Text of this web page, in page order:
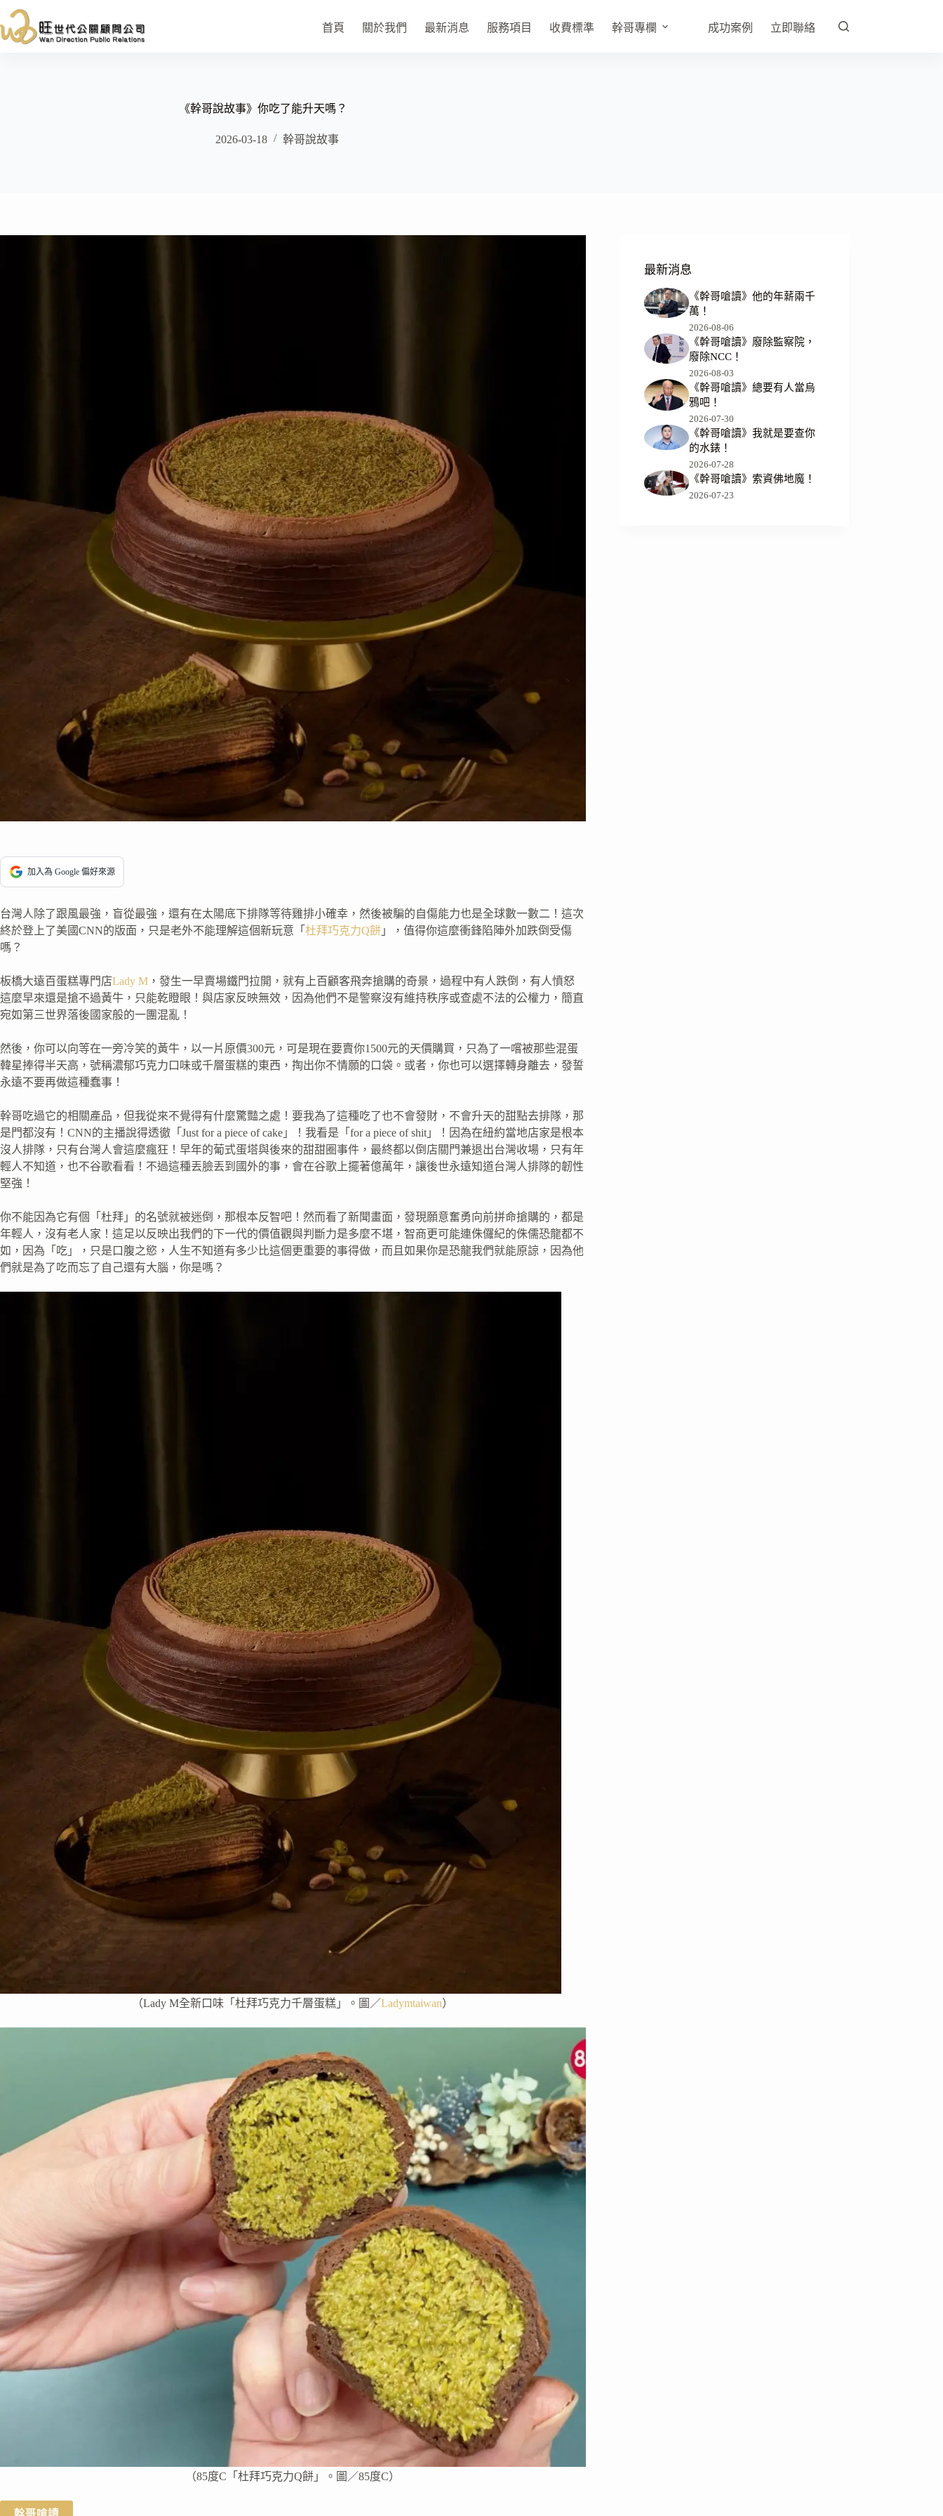
至
主
首頁 關於我們 最新消息 服務項目 收費標準 幹哥專欄 成功案例 立即聯絡
《幹哥說故事》你吃了能升天嗎？
2026-03-18 幹哥說故事
加入為 Google 偏好來源
台灣人除了跟風最強，盲從最強，還有在太陽底下排隊等待雞排小確幸，然後被騙的自傷能力也是全球數一數二！這次
終於登上了美國CNN的版面，只是老外不能理解這個新玩意「 杜拜巧克力Q餅 」，值得你這麼衝鋒陷陣外加跌倒受傷
嗎？
板橋大遠百蛋糕專門店Lady M ，發生一早賣場鐵門拉開，就有上百顧客飛奔搶購的奇景，過程中有人跌倒，有人憤怒
這麼早來還是搶不過黃牛，只能乾瞪眼！與店家反映無效，因為他們不是警察沒有維持秩序或查處不法的公權力，簡直
宛如第三世界落後國家般的一團混亂！
然後，你可以向等在一旁冷笑的黃牛，以一片原價300元，可是現在要賣你1500元的天價購買，只為了一嚐被那些混蛋
韓星捧得半天高，號稱濃郁巧克力口味或千層蛋糕的東西，掏出你不情願的口袋。或者，你也可以選擇轉身離去，發誓
永遠不要再做這種蠢事！
幹哥吃過它的相關產品，但我從來不覺得有什麼驚豔之處！要我為了這種吃了也不會發財，不會升天的甜點去排隊，那
是門都沒有！CNN的主播說得透徹「Just for a piece of cake」！我看是「for a piece of shit」！因為在紐約當地店家是根本
沒人排隊，只有台灣人會這麼瘋狂！早年的葡式蛋塔與後來的甜甜圈事件，最終都以倒店關門兼退出台灣收場，只有年
輕人不知道，也不谷歌看看！不過這種丟臉丟到國外的事，會在谷歌上擺著億萬年，讓後世永遠知道台灣人排隊的韌性
堅強！
你不能因為它有個「杜拜」的名號就被迷倒，那根本反智吧！然而看了新聞畫面，發現願意奮勇向前拼命搶購的，都是
年輕人，沒有老人家！這足以反映出我們的下一代的價值觀與判斷力是多麼不堪，智商更可能連侏儸紀的侏儒恐龍都不
如，因為「吃」，只是口腹之慾，人生不知道有多少比這個更重要的事得做，而且如果你是恐龍我們就能原諒，因為他
們就是為了吃而忘了自己還有大腦，你是嗎？
（Lady M全新口味「杜拜巧克力千層蛋糕」。圖／Ladymtaiwan）
（85度C「杜拜巧克力Q餅」。圖／85度C）
幹哥嗆讀
最新消息
《幹哥嗆讀》他的年薪兩千
萬！
2026-08-06
《幹哥嗆讀》廢除監察院，
廢除NCC！
2026-08-03
《幹哥嗆讀》總要有人當烏
鴉吧！
2026-07-30
《幹哥嗆讀》我就是要查你
的水錶！
2026-07-28
《幹哥嗆讀》索資佛地魔！
2026-07-23